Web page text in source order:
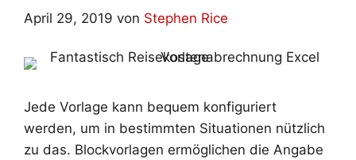
April 29, 2019 von Stephen Rice
Jede Vorlage kann bequem konfiguriert
werden, um in bestimmten Situationen nützlich
zu das. Blockvorlagen ermöglichen die Angabe